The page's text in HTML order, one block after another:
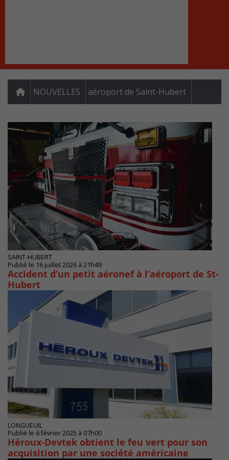
NOUVELLES aéroport de Saint-Hubert
SAINT-HUBERT
Publié le 16 juillet 2026 à 21h49
Accident d’un petit aéronef à l’aéroport de St-
Hubert
LONGUEUIL
Publié le 6 février 2025 à 07h00
Héroux-Devtek obtient le feu vert pour son
acquisition par une société américaine